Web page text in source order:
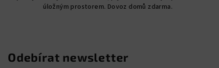
hvězdiček.
úložným prostorem. Dovoz domů zdarma.
Odebírat newsletter